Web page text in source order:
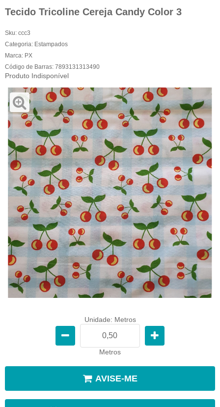
Tecido Tricoline Cereja Candy Color 3
Sku: ccc3
Categoria: Estampados
Marca: PX
Código de Barras: 7893131313490
Produto Indisponível
Unidade: Metros
Metros
AVISE-ME